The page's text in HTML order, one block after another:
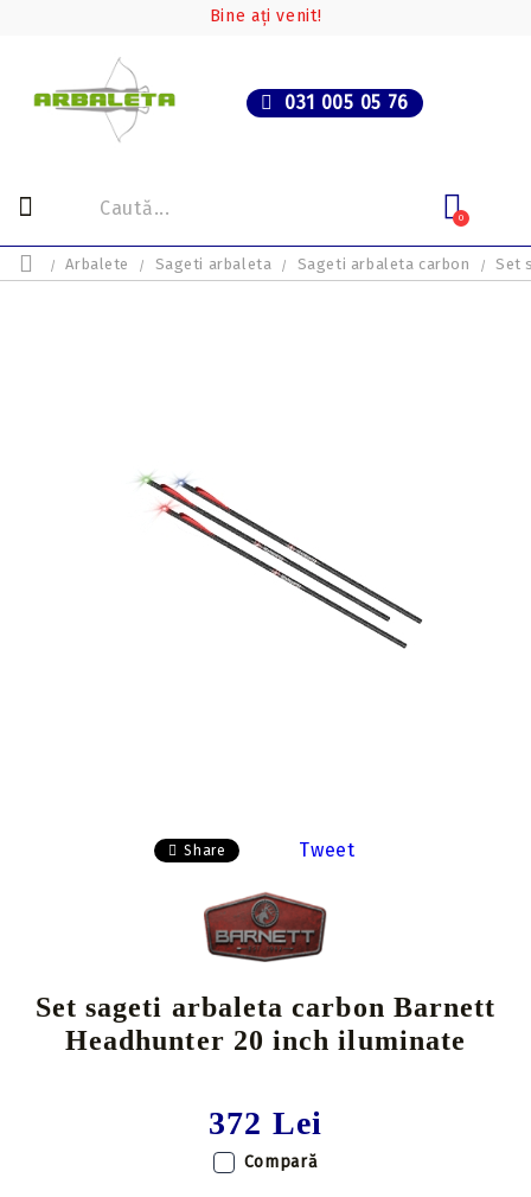
Bine ați venit!
031 005 05 76
0
Arbalete Sageti arbaleta Sageti arbaleta carbon Set
Share Tweet
Set sageti arbaleta carbon Barnett
Headhunter 20 inch iluminate
372 Lei
Compară